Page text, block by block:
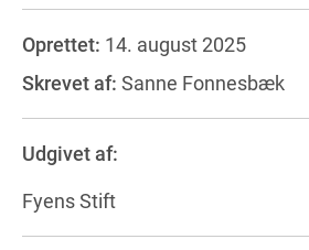
Oprettet: 14. august 2025
Skrevet af: Sanne Fonnesbæk
Udgivet af:
Fyens Stift